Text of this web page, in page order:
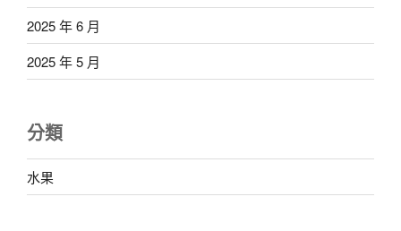
2025 年 6 月
2025 年 5 月
分類
水果